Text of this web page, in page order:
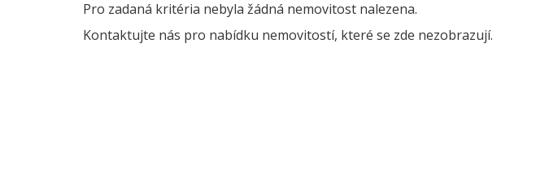
Pro zadaná kritéria nebyla žádná nemovitost nalezena.
Kontaktujte nás pro nabídku nemovitostí, které se zde nezobrazují.